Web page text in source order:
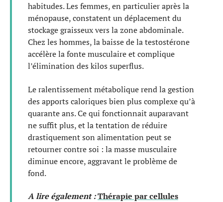
habitudes. Les femmes, en particulier après la
ménopause, constatent un déplacement du
stockage graisseux vers la zone abdominale.
Chez les hommes, la baisse de la testostérone
accélère la fonte musculaire et complique
l’élimination des kilos superflus.
Le ralentissement métabolique rend la gestion
des apports caloriques bien plus complexe qu’à
quarante ans. Ce qui fonctionnait auparavant
ne suffit plus, et la tentation de réduire
drastiquement son alimentation peut se
retourner contre soi : la masse musculaire
diminue encore, aggravant le problème de
fond.
A lire également :Thérapie par cellules